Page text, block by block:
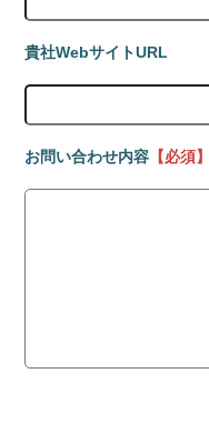
貴社WebサイトURL
お問い合わせ内容 【必須】